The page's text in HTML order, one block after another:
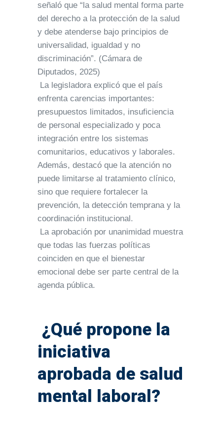
señaló que “la salud mental forma parte
del derecho a la protección de la salud
y debe atenderse bajo principios de
universalidad, igualdad y no
discriminación”. (Cámara de
Diputados, 2025)
La legisladora explicó que el país
enfrenta carencias importantes:
presupuestos limitados, insuficiencia
de personal especializado y poca
integración entre los sistemas
comunitarios, educativos y laborales.
Además, destacó que la atención no
puede limitarse al tratamiento clínico,
sino que requiere fortalecer la
prevención, la detección temprana y la
coordinación institucional.
La aprobación por unanimidad muestra
que todas las fuerzas políticas
coinciden en que el bienestar
emocional debe ser parte central de la
agenda pública.
¿Qué propone la
iniciativa
aprobada de salud
mental laboral?